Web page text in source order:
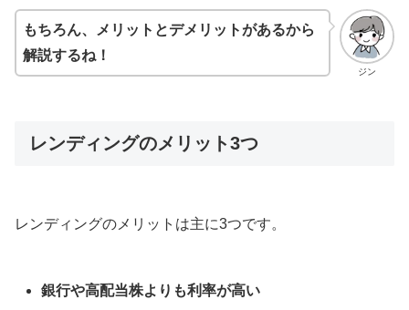
ジン
もちろん、メリットとデメリットがあるから
解説するね！
レンディングのメリット3つ
レンディングのメリットは主に3つです。
銀行や高配当株よりも利率が高い